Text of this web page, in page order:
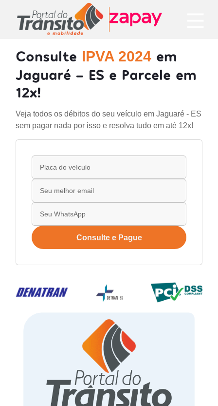
Consulte IPVA 2024 em
Jaguaré - ES e Parcele em
12x!
Veja todos os débitos do seu veículo em Jaguaré - ES
sem pagar nada por isso e resolva tudo em até 12x!
Consulte e Pague